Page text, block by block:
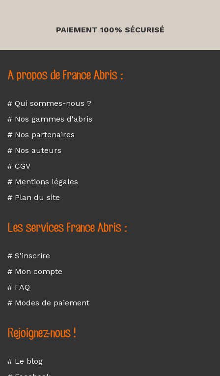
PAIEMENT 100% SÉCURISÉ
A propos de France Abris :
# Qui sommes-nous ?
# Nos gammes d'abris
# Nos partenaires
# Nos auteurs
# CGV
# Mentions légales
# Plan du site
Les services France Abris :
# S'inscrire
# Mon compte
# FAQ
# Modes de paiement
Rejoignez-nous !
# Le blog